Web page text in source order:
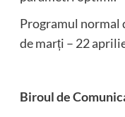
Programul normal
de marți – 22
Biroul de